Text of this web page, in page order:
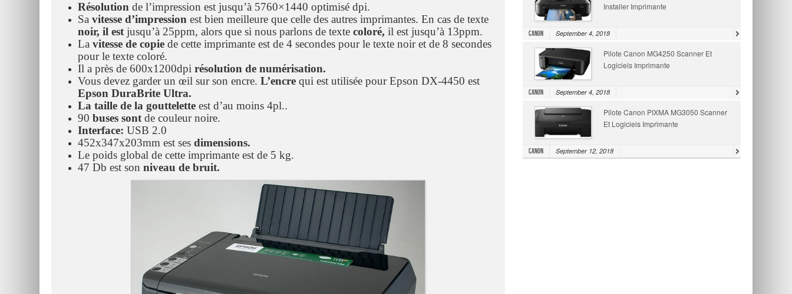
Résolution de l’impression est jusqu’à 5760×1440 optimisé dpi.
Sa vitesse d’impression est bien meilleure que celle des autres imprimantes. En cas de texte
noir, il est jusqu’à 25ppm, alors que si nous parlons de texte coloré, il est jusqu’à 13ppm.
La vitesse de copie de cette imprimante est de 4 secondes pour le texte noir et de 8 secondes
pour le texte coloré.
Il a près de 600x1200dpi résolution de numérisation.
Vous devez garder un œil sur son encre. L’encre qui est utilisée pour Epson DX-4450 est
Epson DuraBrite Ultra.
La taille de la gouttelette est d’au moins 4pl..
90 buses sont de couleur noire.
Interface: USB 2.0
452x347x203mm est ses dimensions.
Le poids global de cette imprimante est de 5 kg.
47 Db est son niveau de bruit.
Installer Imprimante
Canon September 4, 2018
Pilote Canon MG4250 Scanner Et
Logiciels Imprimante
Canon September 4, 2018
Pilote Canon PIXMA MG3050 Scanner
Et Logiciels Imprimante
Canon September 12, 2018